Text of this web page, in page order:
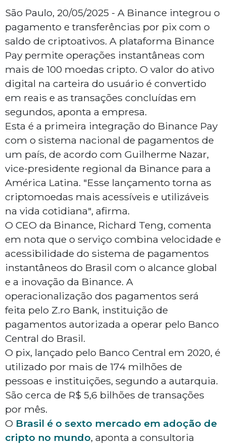
São Paulo, 20/05/2025 - A Binance integrou o
pagamento e transferências por pix com o
saldo de criptoativos. A plataforma Binance
Pay permite operações instantâneas com
mais de 100 moedas cripto. O valor do ativo
digital na carteira do usuário é convertido
em reais e as transações concluídas em
segundos, aponta a empresa.
Esta é a primeira integração do Binance Pay
com o sistema nacional de pagamentos de
um país, de acordo com Guilherme Nazar,
vice-presidente regional da Binance para a
América Latina. "Esse lançamento torna as
criptomoedas mais acessíveis e utilizáveis
na vida cotidiana", afirma.
O CEO da Binance, Richard Teng, comenta
em nota que o serviço combina velocidade e
acessibilidade do sistema de pagamentos
instantâneos do Brasil com o alcance global
e a inovação da Binance. A
operacionalização dos pagamentos será
feita pelo Z.ro Bank, instituição de
pagamentos autorizada a operar pelo Banco
Central do Brasil.
O pix, lançado pelo Banco Central em 2020, é
utilizado por mais de 174 milhões de
pessoas e instituições, segundo a autarquia.
São cerca de R$ 5,6 bilhões de transações
por mês.
O Brasil é o sexto mercado em adoção de
cripto no mundo, aponta a consultoria